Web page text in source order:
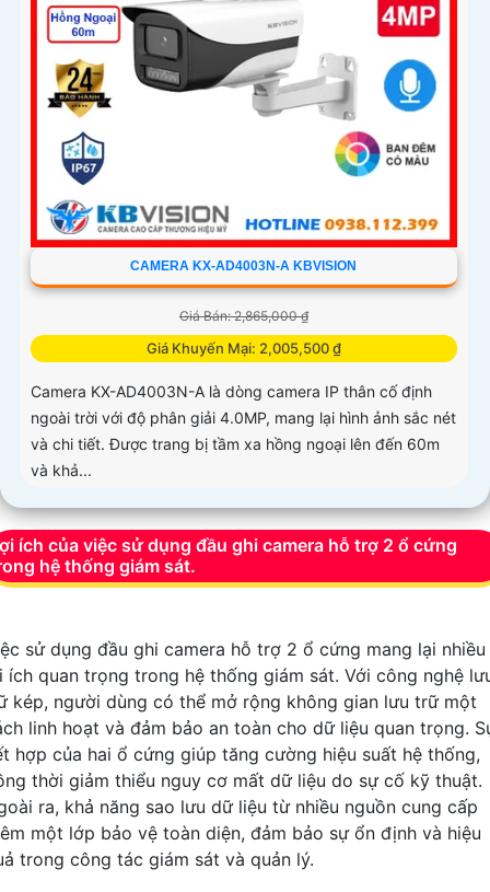
CAMERA KX-AD4003N-A KBVISION
Giá Bán: 2,865,000 ₫
Giá Khuyến Mại: 2,005,500 ₫
Camera KX-AD4003N-A là dòng camera IP thân cố định
ngoài trời với độ phân giải 4.0MP, mang lại hình ảnh sắc nét
và chi tiết. Được trang bị tầm xa hồng ngoại lên đến 60m
và khả...
ích của việc sử dụng đầu ghi camera hỗ trợ 2 ổ cứng
hệ thống giám sát.
sử dụng đầu ghi camera hỗ trợ 2 ổ cứng mang lại nhiều
ích quan trọng trong hệ thống giám sát. Với công nghệ
kép, người dùng có thể mở rộng không gian lưu trữ một
linh hoạt và đảm bảo an toàn cho dữ liệu quan trọng.
hợp của hai ổ cứng giúp tăng cường hiệu suất hệ thống,
thời giảm thiểu nguy cơ mất dữ liệu do sự cố kỹ thuật.
ra, khả năng sao lưu dữ liệu từ nhiều nguồn cung cấp
một lớp bảo vệ toàn diện, đảm bảo sự ổn định và hiệu
trong công tác giám sát và quản lý.